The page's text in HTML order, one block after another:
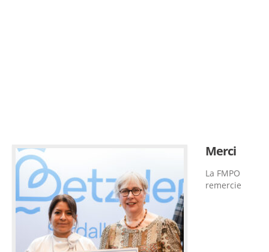
Merci
La FMPO
remercie